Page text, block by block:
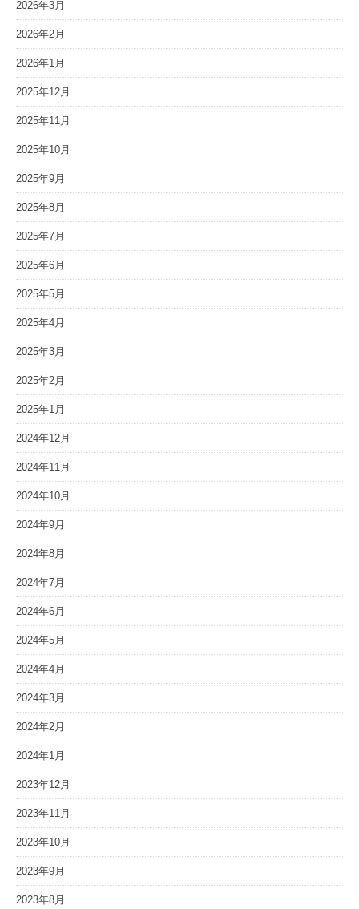
2026年3月
2026年2月
2026年1月
2025年12月
2025年11月
2025年10月
2025年9月
2025年8月
2025年7月
2025年6月
2025年5月
2025年4月
2025年3月
2025年2月
2025年1月
2024年12月
2024年11月
2024年10月
2024年9月
2024年8月
2024年7月
2024年6月
2024年5月
2024年4月
2024年3月
2024年2月
2024年1月
2023年12月
2023年11月
2023年10月
2023年9月
2023年8月